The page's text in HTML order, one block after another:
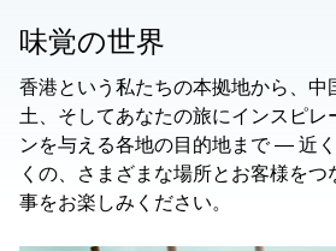
味覚の世界
香港という私たちの本拠地から、中
土、そしてあなたの旅にインスピレ
ンを与える各地の目的地まで ― 近
くの、さまざまな場所とお客様をつ
事をお楽しみください。